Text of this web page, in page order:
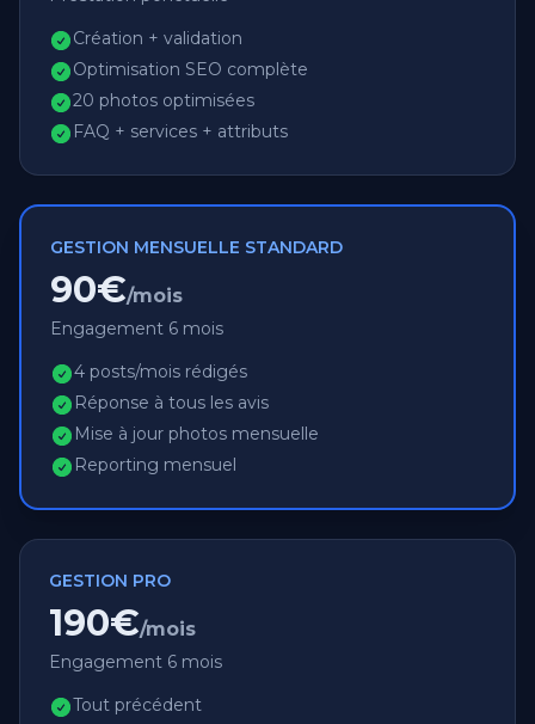
Création + validation
Optimisation SEO complète
20 photos optimisées
FAQ + services + attributs
GESTION MENSUELLE STANDARD
90€/mois
Engagement 6 mois
4 posts/mois rédigés
Réponse à tous les avis
Mise à jour photos mensuelle
Reporting mensuel
GESTION PRO
190€/mois
Engagement 6 mois
Tout précédent